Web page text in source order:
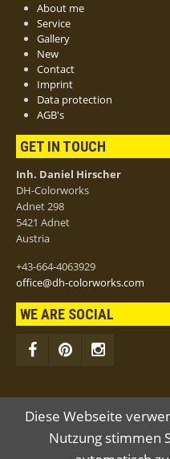
About me
Service
Gallery
New
Contact
Imprint
Data protection
AGB's
GET IN TOUCH
Inh. Daniel Hirscher
DH-Colorworks
Adnet 298
5421 Adnet
Austria
+43-664-4063929
office@dh-colorworks.com
WE ARE SOCIAL
Diese Webseite
Nutzung stimmen